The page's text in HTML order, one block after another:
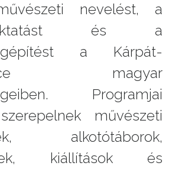
nevelést, a
és a
a Kárpát-
magyar
Programjai
művészeti
alkotótáborok,
kiállítások és